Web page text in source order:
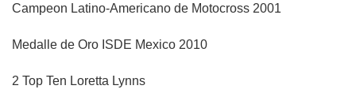
Campeon Latino-Americano de Motocross 2001
Medalle de Oro ISDE Mexico 2010
2 Top Ten Loretta Lynns